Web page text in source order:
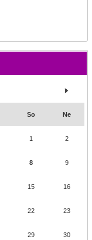
So Ne
1 2
8 9
15 16
22 23
29 30